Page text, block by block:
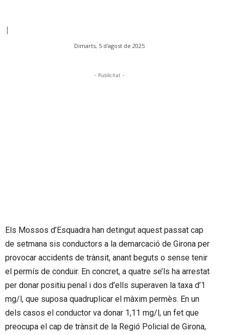
|
Dimarts, 5 d'agost de 2025
- Publicitat -
Els Mossos d’Esquadra han detingut aquest passat cap
de setmana sis conductors a la demarcació de Girona per
provocar accidents de trànsit, anant beguts o sense tenir
el permís de conduir. En concret, a quatre se’ls ha arrestat
per donar positiu penal i dos d’ells superaven la taxa d’1
mg/l, que suposa quadruplicar el màxim permès. En un
dels casos el conductor va donar 1,11 mg/l, un fet que
preocupa el cap de trànsit de la Regió Policial de Girona,